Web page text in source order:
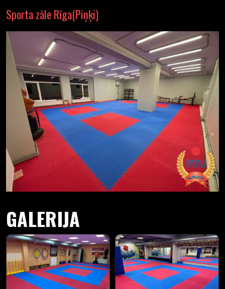
Sporta zāle Rīga(Piņķi)
GALERIJA